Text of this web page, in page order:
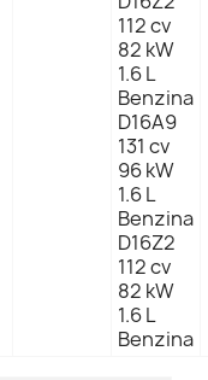
112 cv
82 kW
1.6 L
Benzina
D16A9
131 cv
96 kW
1.6 L
Benzina
D16Z2
112 cv
82 kW
1.6 L
Benzina